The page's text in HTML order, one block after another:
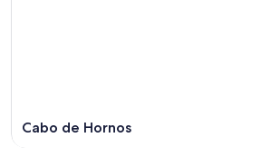
Cabo de Hornos